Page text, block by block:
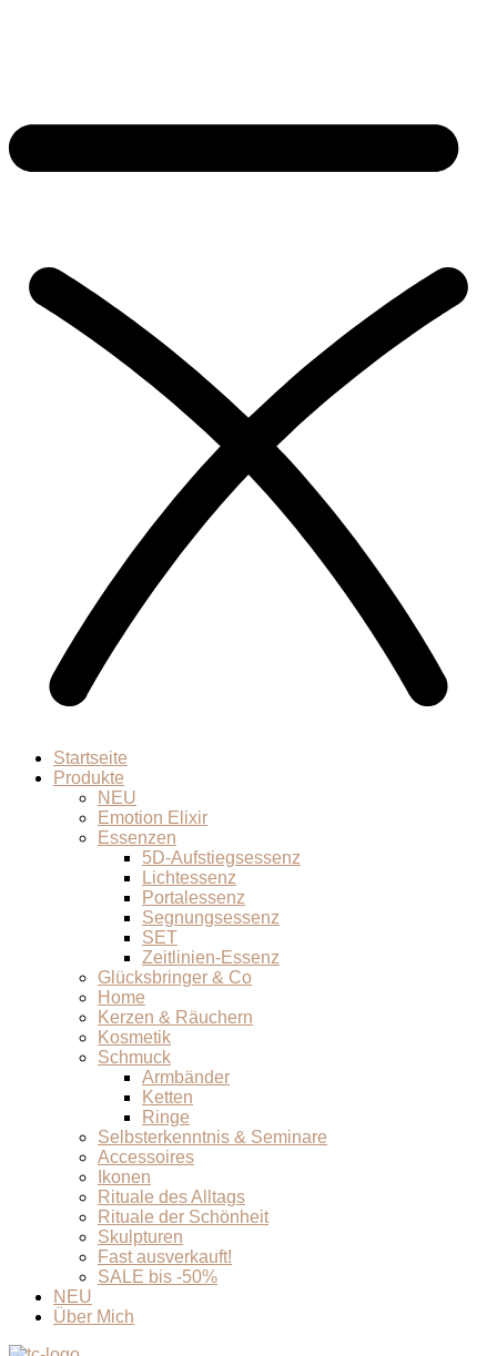
Startseite
Produkte
NEU
Emotion Elixir
Essenzen
5D-Aufstiegsessenz
Lichtessenz
Portalessenz
Segnungsessenz
SET
Zeitlinien-Essenz
Glücksbringer & Co
Home
Kerzen & Räuchern
Kosmetik
Schmuck
Armbänder
Ketten
Ringe
Selbsterkenntnis & Seminare
Accessoires
Ikonen
Rituale des Alltags
Rituale der Schönheit
Skulpturen
Fast ausverkauft!
SALE bis -50%
NEU
Über Mich